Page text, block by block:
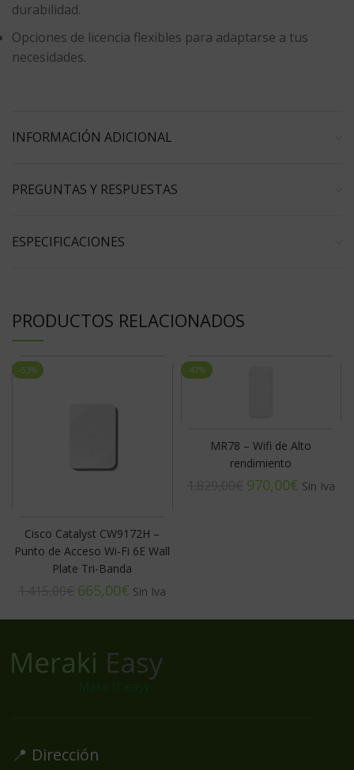
durabilidad.
Opciones de licencia flexibles para adaptarse a tus
necesidades.
INFORMACIÓN ADICIONAL
PREGUNTAS Y RESPUESTAS
ESPECIFICACIONES
PRODUCTOS RELACIONADOS
-53%
Cisco Catalyst CW9172H –
Punto de Acceso Wi-Fi 6E Wall
Plate Tri-Banda
665,00€
-47%
MR78 – Wifi de Alto
rendimiento
970,00€
📍 Dirección